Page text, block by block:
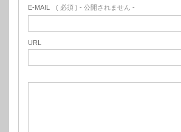
E-MAIL ( 必須 ) - 公開されません -
URL